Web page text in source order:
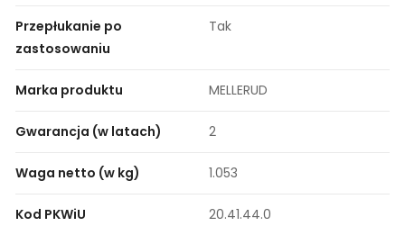
Przepłukanie po
zastosowaniu
Tak
Marka produktu MELLERUD
Gwarancja (w latach) 2
Waga netto (w kg) 1.053
Kod PKWiU 20.41.44.0